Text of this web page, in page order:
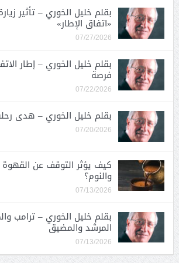
بقلم خليل الخوري – تأثير
«اتفاق الإطار»
07/27/2026
بقلم خليل الخوري – إطار
فرصة
07/22/2026
بقلم خليل الخوري – هدى
07/20/2026
كيف يؤثر التوقف عن القهوة
والنوم؟
07/13/2026
بقلم خليل الخوري – ترامب
المرشد والمضيق
07/13/2026